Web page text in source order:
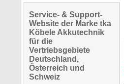
Service- & Support-
Website der Marke tka
Köbele Akkutechnik
für die
Vertriebsgebiete
Deutschland,
Österreich und
Schweiz